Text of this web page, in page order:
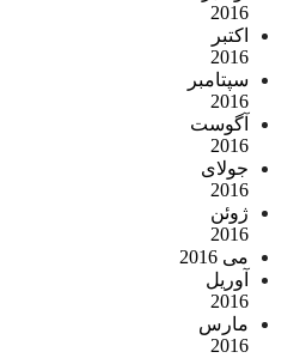
2016
اکتبر
2016
سپتامبر
2016
آگوست
2016
جولای
2016
ژوئن
2016
می 2016
آوریل
2016
مارس
2016